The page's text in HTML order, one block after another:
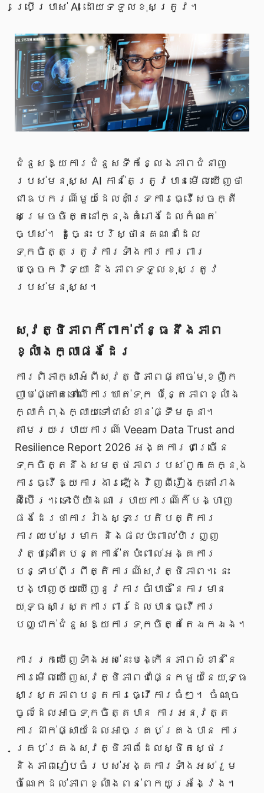
ប្រើប្រាស់ AI ដោយទទួលខុសត្រូវ។
ជំនួសឱ្យការជំនួសទីកន្លែងភាពជំនាញ
របស់មនុស្ស AI កាន់តែត្រូវបានមើលឃើញថា
ជាឧបករណ៍មួយដែលគាំទ្រការធ្វើសេចក្តី
សម្រេចចិត្តនៅក្នុងគំរោងដែលកំណត់
ច្បាស់។ ដូច្នេះ បរិស្ថានគណនាដែល
ទុកចិត្តត្រូវការទាំងការការពារ
បច្ចេកវិទ្យា និងភាពទទួលខុសត្រូវ
របស់មនុស្ស។
សុវត្ថិភាពក៏ពាក់ព័ន្ធនឹងភាព
ខ្លាំងក្លាផងដែរ
ការពិភាក្សាអំពីសុវត្ថិភាពផ្តាច់មុខញឹក
ញាប់ផ្តោតទៅលើការឃាត់ទុក ប៉ុន្តែភាពខ្លាំង
ក្លាកំពុងក្លាយទៅជាសំខាន់ផ្ទឹមគ្នា។
តាមរយៈរបាយការណ៍ Veeam Data Trust and
Resilience Report 2026 អង្គការជាច្រើន
ទុកចិត្តនឹងសមត្ថភាពរបស់ពួកគេក្នុង
ការធ្វើឱ្យការងារឡើងវិញពីរឿងក្តៅរាង
ស៊ីប៊ើរ។ ទោះបីយ៉ាងណា របាយការណ៍ក៏បង្ហាញ
ផងដែរថាការរាំងស្ទះប្រតិបត្តិការ
ការឈប់សម្រាក និងផលប៉ះពាល់ហិរញ្ញ
វត្ថុនៅតែបន្តកាន់តែប៉ះពាល់អង្គការ
បន្ទាប់ពីព្រឹត្តិការណ៍សុវត្ថិភាព។ នេះ
បង្ហាញឲ្យឃើញនូវការចាំបាច់នៃការមាន
យុទ្ធសាស្ត្រការពារដែលបានធ្វើការ
បញ្ជាក់ជំនួសឱ្យការទុកចិត្តតែឯកឯង។
ការរកឃើញទាំងអស់នេះបង្កើនភាពសំខាន់នៃ
ការមើលឃើញសុវត្ថិភាពជាផ្នែកមួយនៃយុទ្ធ
សាស្ត្រភាពបន្តការធ្វើការធំៗ។ ចំណុច
ចូលដែលអាចទុកចិត្តបាន ការអនុវត្ត
ការដាក់ផ្សាយដែលអាចគ្រប់គ្រងបាន ការ
គ្រប់គ្រងសុវត្ថិភាពដែលស្ថិតស្ថេរ
និងភាពរៀបចំរបស់អង្គការទាំងអស់រួម
ចំណែកដល់ភាពខ្លាំងពន់ពេកយូរអង្វែង។